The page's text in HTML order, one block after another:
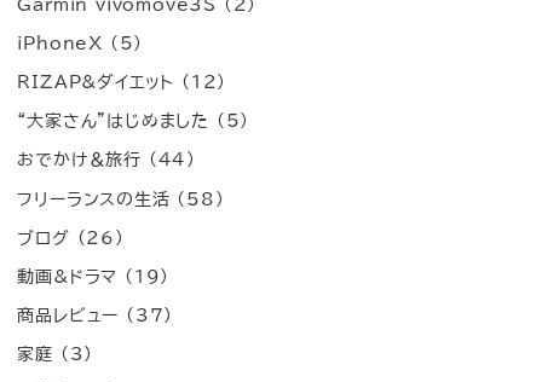
Garmin vivomove3S (2)
iPhoneX (5)
RIZAP&ダイエット (12)
“大家さん”はじめました (5)
おでかけ＆旅行 (44)
フリーランスの生活 (58)
ブログ (26)
動画&ドラマ (19)
商品レビュー (37)
家庭 (3)